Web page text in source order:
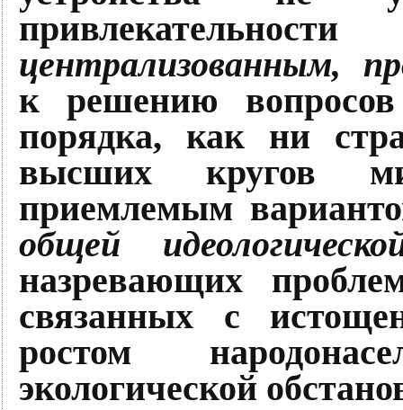
централизованным,
к решению вопросов
порядка, как ни
высших кругов
приемлемым
общей
назревающих
связанных с
ростом
экологической